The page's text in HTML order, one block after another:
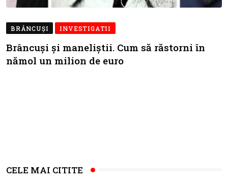
BRÂNCUŞI INVESTIGATII
Brâncuși și maneliștii. Cum să răstorni în
nămol un milion de euro
CELE MAI CITITE